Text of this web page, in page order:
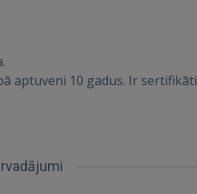
aptuveni 10 gadus. Ir